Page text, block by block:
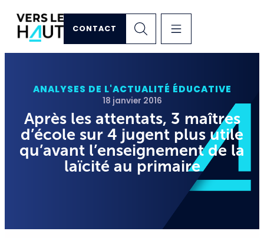
CONTACT
ANALYSES DE L'ACTUALITÉ ÉDUCATIVE
18 janvier 2016
Après les attentats, 3 maîtres
d’école sur 4 jugent plus utile
qu’avant l’enseignement de la
laïcité au primaire